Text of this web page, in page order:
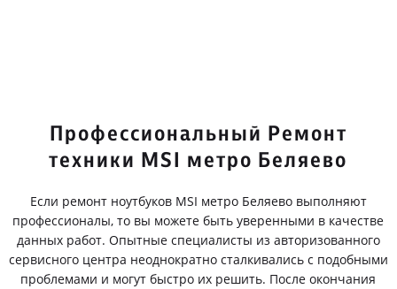
Профессиональный Ремонт
техники MSI метро Беляево
Если ремонт ноутбуков MSI метро Беляево выполняют
профессионалы, то вы можете быть уверенными в качестве
данных работ. Опытные специалисты из авторизованного
сервисного центра неоднократно сталкивались с подобными
проблемами и могут быстро их решить. После окончания